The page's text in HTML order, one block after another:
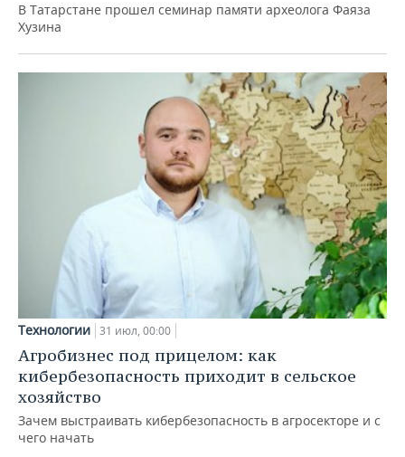
В Татарстане прошел семинар памяти археолога Фаяза
Хузина
Технологии 31 июл, 00:00
Агробизнес под прицелом: как
кибербезопасность приходит в сельское
хозяйство
Зачем выстраивать кибербезопасность в агросекторе и с
чего начать